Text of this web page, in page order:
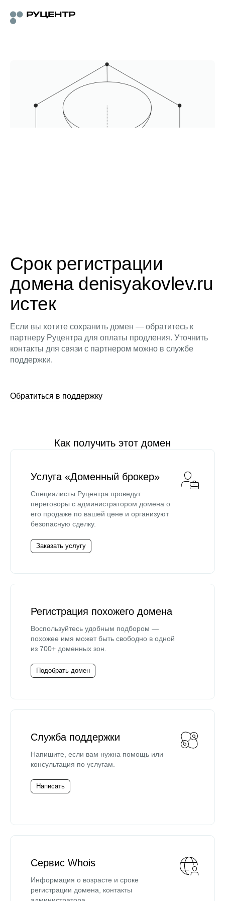
Срок регистрации
домена denisyakovlev.ru
истек
Если вы хотите сохранить домен — обратитесь к
партнеру Руцентра для оплаты продления. Уточнить
контакты для связи с партнером можно в службе
поддержки.
Обратиться в поддержку
Как получить этот домен
Услуга «Доменный брокер»
Специалисты Руцентра проведут
переговоры с администратором домена о
его продаже по вашей цене и организуют
безопасную сделку.
Заказать услугу
Регистрация похожего домена
Воспользуйтесь удобным подбором —
похожее имя может быть свободно в одной
из 700+ доменных зон.
Подобрать домен
Служба поддержки
Напишите, если вам нужна помощь или
консультация по услугам.
Написать
Сервис Whois
Информация о возрасте и сроке
регистрации домена, контакты